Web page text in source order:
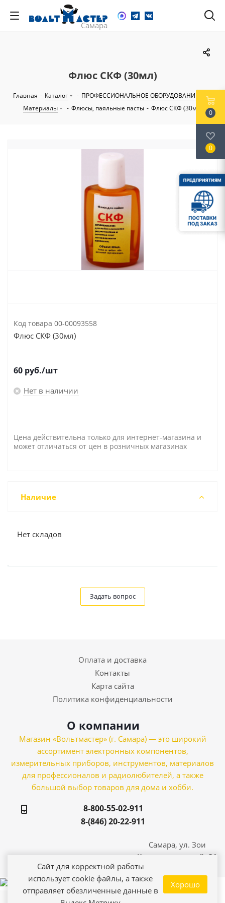
Флюс СКФ (30мл)
Главная - Каталог - ПРОФЕССИОНАЛЬНОЕ ОБОРУДОВАНИЕ
-
Материалы
- Флюсы, паяльные пасты - Флюс СКФ (30мл)
Код товара 00-00093558
Флюс СКФ (30мл)
60 руб./шт
Нет в наличии
Цена действительна только для интернет-магазина и
может отличаться от цен в розничных магазинах
Наличие
Нет складов
Задать вопрос
Оплата и доставка
Контакты
Карта сайта
Политика конфиденциальности
О компании
Магазин «Вольтмастер» (г. Самара) — это широкий
ассортимент электронных компонентов,
измерительных приборов, инструментов, материалов
для профессионалов и радиолюбителей, а также
большой выбор товаров для дома и хобби.
8-800-55-02-911
8-(846) 20-22-911
Самара, ул. Зои
Космодемьянской, 21
0
0
Сайт для корректной работы
использует cookie файлы, а также
отправляет обезличенные данные в
Хорошо